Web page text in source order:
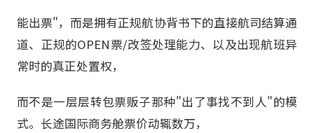
能出票"，而是拥有正规航协背书下的直接航司结算通
道、正规的OPEN票/改签处理能力、以及出现航班异
常时的真正处置权，
而不是一层层转包票贩子那种"出了事找不到人"的模
式。长途国际商务舱票价动辄数万，